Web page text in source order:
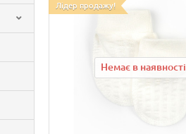
Лідер продажу!
Немає в наявності